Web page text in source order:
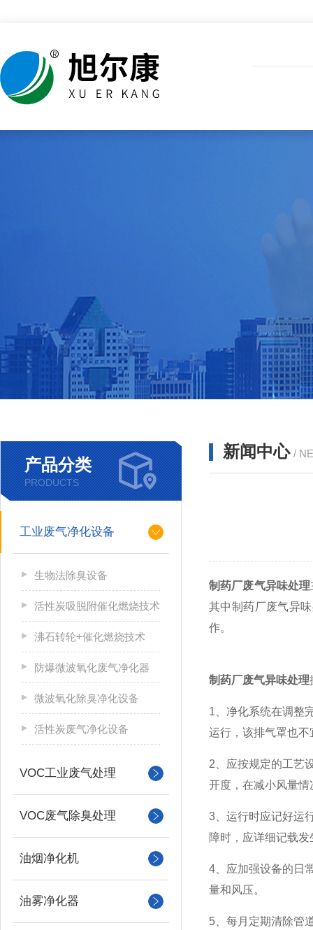
产品分类
PRODUCTS
工业废气净化设备
生物法除臭设备
活性炭吸脱附催化燃烧技术
沸石转轮+催化燃烧技术
防爆微波氧化废气净化器
微波氧化除臭净化设备
活性炭废气净化设备
VOC工业废气处理
VOC废气除臭处理
油烟净化机
油雾净化器
新闻中心 /
制药厂废气异味处理
其中制药厂废气异
作。
制药厂废气异味处理
1、净化系统在调整
运行，该排气罩也
2、应按规定的工艺
开度，在减小风量情
3、运行时应记好运
障时，应详细记载
4、应加强设备的日
量和风压。
5、每月定期清除管